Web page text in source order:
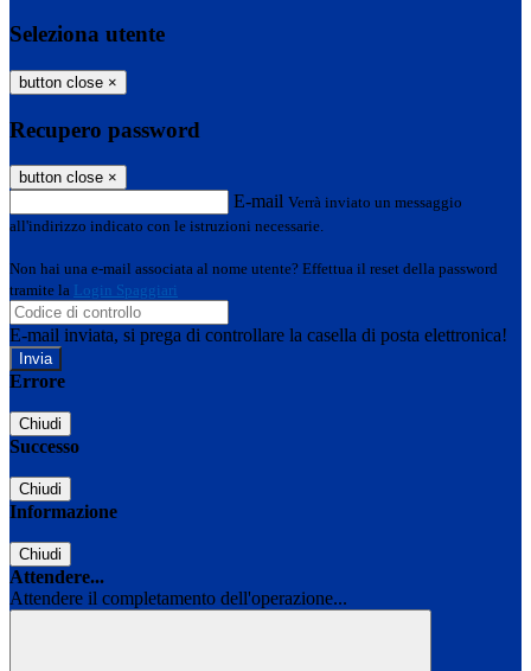
Seleziona utente
button close ×
Recupero password
button close ×
E-mail Verrà inviato un messaggio
all'indirizzo indicato con le istruzioni necessarie.
Non hai una e-mail associata al nome utente? Effettua il reset della password
tramite la Login Spaggiari
E-mail inviata, si prega di controllare la casella di posta elettronica!
Errore
Chiudi
Successo
Chiudi
Informazione
Chiudi
Attendere...
Attendere il completamento dell'operazione...